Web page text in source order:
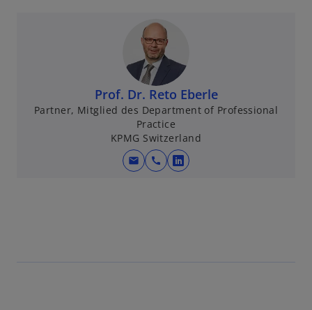
Prof. Dr. Reto Eberle
Partner, Mitglied des Department of Professional
Practice
KPMG Switzerland
mail call
w